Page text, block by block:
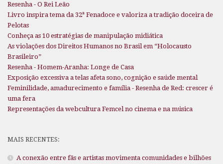
Resenha - O Rei Leão
Livro inspira tema da 32ª Fenadoce e valoriza a tradição doceira de
Pelotas
Conheça as 10 estratégias de manipulação midiática
As violações dos Direitos Humanos no Brasil em “Holocausto
Brasileiro”
Resenha - Homem-Aranha: Longe de Casa
Exposição excessiva a telas afeta sono, cognição e saúde mental
Feminilidade, amadurecimento e família - Resenha de Red: crescer é
uma fera
Representações da webcultura Femcel no cinema e na música
MAIS RECENTES:
A conexão entre fãs e artistas movimenta comunidades e bilhões